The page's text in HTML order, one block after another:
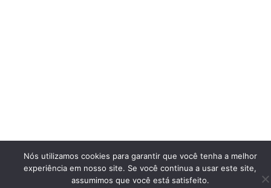
Nós utilizamos cookies para garantir que você tenha a melhor
experiência em nosso site. Se você continua a usar este site,
assumimos que você está satisfeito.